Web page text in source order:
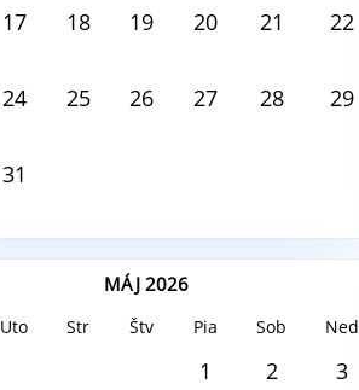
17 18 19 20 21 22
24 25 26 27 28 29
31
MÁJ 2026
Uto Str Štv Pia Sob Ned
1 2 3